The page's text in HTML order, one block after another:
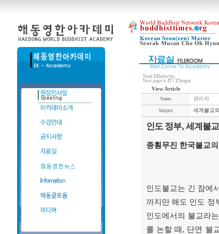
Total 535articles,
Now page is 27 / 27pages
View Article
Name 관리자
Subject 세계불교
인도 정부, 세계불
종횡무진 한국불교
인도불교는 긴 잠에
까지만 해도 인도 정
인도에서의 불교라
를 논할 때 , 단연 불